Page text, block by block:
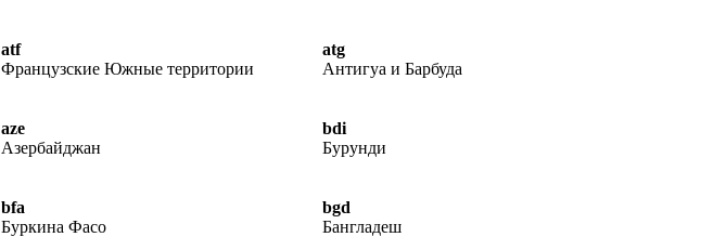
atf
Французские Южные территории
atg
Антигуа и Барбуда
aze
Азербайджан
bdi
Бурунди
bfa
Буркина Фасо
bgd
Бангладеш